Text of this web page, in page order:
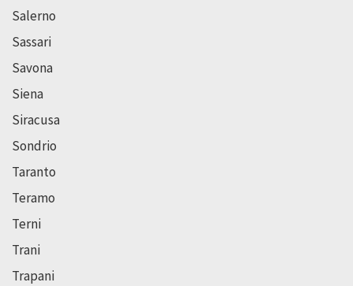
Salerno
Sassari
Savona
Siena
Siracusa
Sondrio
Taranto
Teramo
Terni
Trani
Trapani